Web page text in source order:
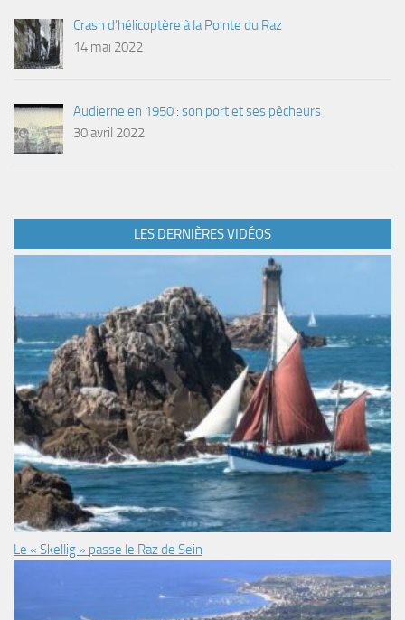
Crash d’hélicoptère à la Pointe du Raz
14 mai 2022
Audierne en 1950 : son port et ses pêcheurs
30 avril 2022
LES DERNIÈRES VIDÉOS
Le « Skellig » passe le Raz de Sein